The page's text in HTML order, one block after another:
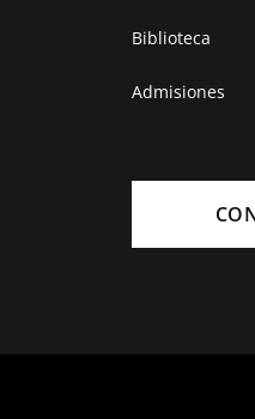
Biblioteca
Admisiones